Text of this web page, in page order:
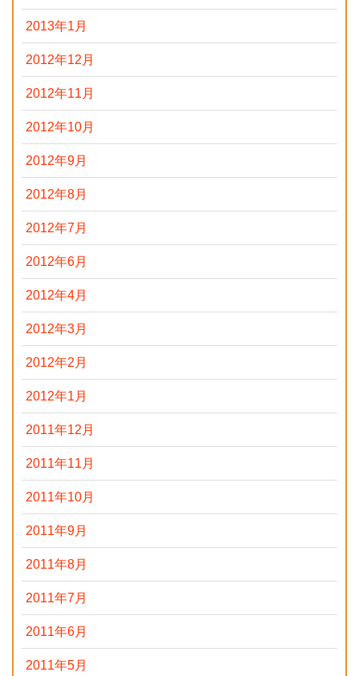
2013年1月
2012年12月
2012年11月
2012年10月
2012年9月
2012年8月
2012年7月
2012年6月
2012年4月
2012年3月
2012年2月
2012年1月
2011年12月
2011年11月
2011年10月
2011年9月
2011年8月
2011年7月
2011年6月
2011年5月